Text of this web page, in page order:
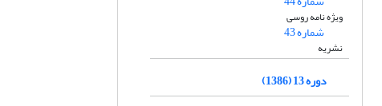
ویژه نامه روسی
شماره 43
نشریه
دوره 13 (1386)